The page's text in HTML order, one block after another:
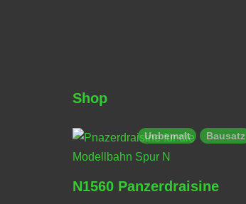
Shop
Unbemalt Bausatz
N1560 Panzerdraisine